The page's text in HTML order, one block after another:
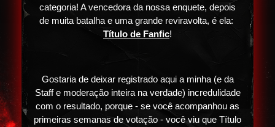
categoria! A vencedora da nossa enquete, depois
de muita batalha e uma grande reviravolta, é ela:
Título de Fanfic!
Gostaria de deixar registrado aqui a minha (e da
Staff e moderação inteira na verdade) incredulidade
com o resultado, porque - se você acompanhou as
primeiras semanas de votação - você viu que Título